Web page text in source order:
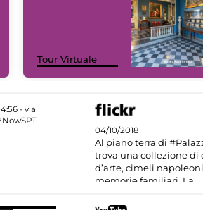
Tour Virtuale
04/10/2018
Al piano terra di
trova una collezione di
d’arte, cimeli
memorie familiari. La